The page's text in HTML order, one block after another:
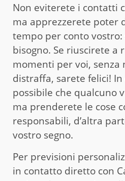
Non eviterete i contatti
ma apprezzerete poter
tempo per conto
bisogno. Se riuscirete a
momenti per voi, senza
distraffa, sarete felici! In
possibile che qualcuno
ma prenderete le cose
responsabili, d’altra
vostro segno.
Per previsioni
in contatto diretto con